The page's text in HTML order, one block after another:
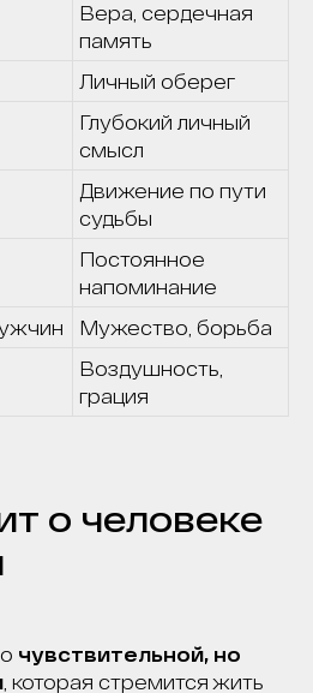
Вера, сердечная
память
Личный оберег
Глубокий личный
смысл
Движение по пути
судьбы
Постоянное
напоминание
Мужество, борьба
Воздушность,
грация
о человеке
чувствительной, но
, которая стремится жить